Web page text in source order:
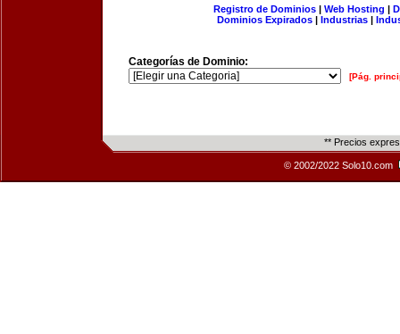
Registro de Dominios| Web Hosting |
Dominios Expirados | Industrias |
Categorías de Dominio:
[Pág.
** Precios
© 2002/2022 Solo10.com